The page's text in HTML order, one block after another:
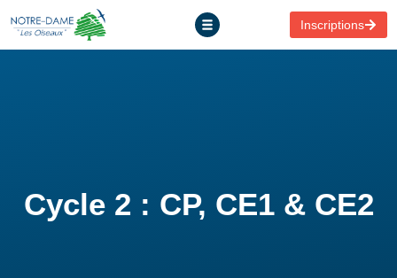
Inscriptions
Cycle 2 : CP, CE1 & CE2